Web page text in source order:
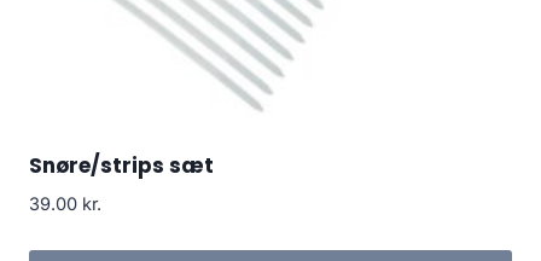
Snøre/strips sæt
39.00 kr.